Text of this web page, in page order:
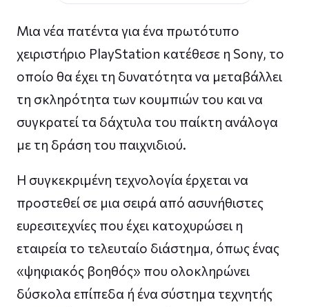
Μια νέα πατέντα για ένα πρωτότυπο
χειριστήριο PlayStation κατέθεσε η Sony, το
οποίο θα έχει τη δυνατότητα να μεταβάλλει
τη σκληρότητα των κουμπιών του και να
συγκρατεί τα δάχτυλα του παίκτη ανάλογα
με τη δράση του παιχνιδιού.
Η συγκεκριμένη τεχνολογία έρχεται να
προστεθεί σε μια σειρά από ασυνήθιστες
ευρεσιτεχνίες που έχει κατοχυρώσει η
εταιρεία το τελευταίο διάστημα, όπως ένας
«ψηφιακός βοηθός» που ολοκληρώνει
δύσκολα επίπεδα ή ένα σύστημα τεχνητής